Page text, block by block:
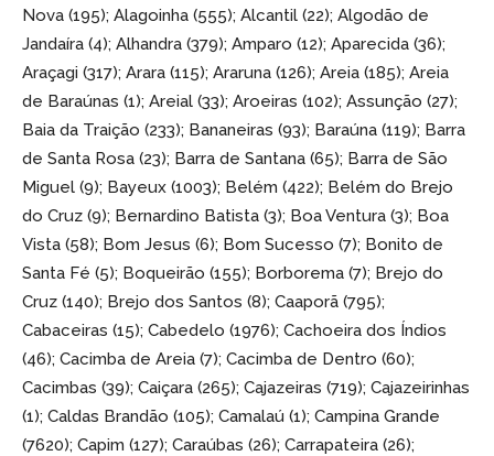
Nova (195); Alagoinha (555); Alcantil (22); Algodão de
Jandaíra (4); Alhandra (379); Amparo (12); Aparecida (36);
Araçagi (317); Arara (115); Araruna (126); Areia (185); Areia
de Baraúnas (1); Areial (33); Aroeiras (102); Assunção (27);
Baia da Traição (233); Bananeiras (93); Baraúna (119); Barra
de Santa Rosa (23); Barra de Santana (65); Barra de São
Miguel (9); Bayeux (1003); Belém (422); Belém do Brejo
do Cruz (9); Bernardino Batista (3); Boa Ventura (3); Boa
Vista (58); Bom Jesus (6); Bom Sucesso (7); Bonito de
Santa Fé (5); Boqueirão (155); Borborema (7); Brejo do
Cruz (140); Brejo dos Santos (8); Caaporã (795);
Cabaceiras (15); Cabedelo (1976); Cachoeira dos Índios
(46); Cacimba de Areia (7); Cacimba de Dentro (60);
Cacimbas (39); Caiçara (265); Cajazeiras (719); Cajazeirinhas
(1); Caldas Brandão (105); Camalaú (1); Campina Grande
(7620); Capim (127); Caraúbas (26); Carrapateira (26);